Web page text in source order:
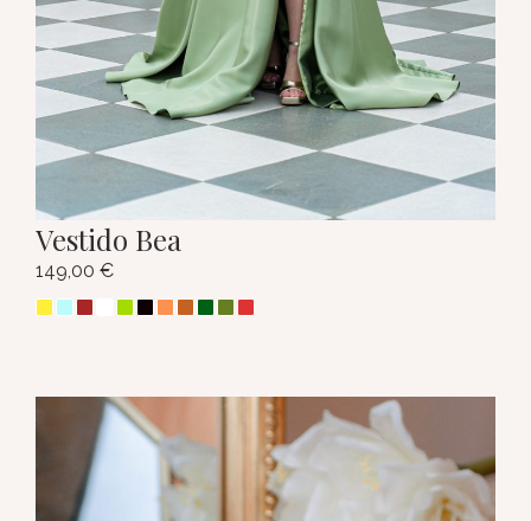
Vestido Bea
149,00 €